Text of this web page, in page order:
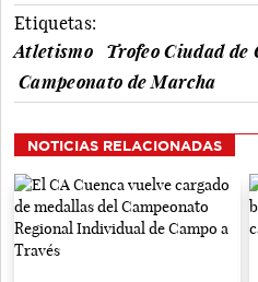
Etiquetas:
Atletismo
Trofeo Ciudad de
Campeonato de Marcha
NOTICIAS RELACIONADAS